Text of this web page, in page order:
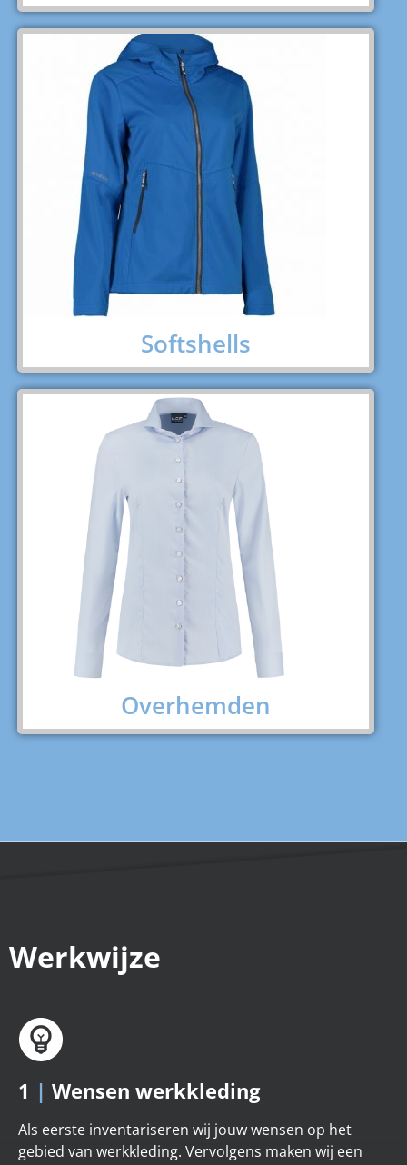
Softshells
Overhemden
Werkwijze
1 | Wensen werkkleding
Als eerste inventariseren wij jouw wensen op het
gebied van werkkleding. Vervolgens maken wij een